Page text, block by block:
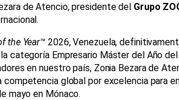
de Atencio, presidente del Grupo
the Year™ 2026, Venezuela,
categoría Empresario Máster del Año
en nuestro país, Zonia Bezara de
global por excelencia para
mayo en Mónaco.